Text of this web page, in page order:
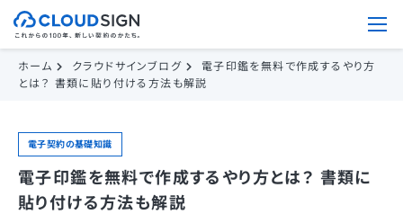
ホーム クラウドサインブログ
電子印鑑を無料で作成するやり方
とは？ 書類に貼り付ける方法も解説
電子契約の基礎知識
電子印鑑を無料で作成するやり方とは？ 書類に
貼り付ける方法も解説